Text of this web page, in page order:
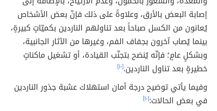
إصابة البعض بالأرق، وعلاوةً على ذلك فإنّ بعض الأشخاص
يُعانون من الكسل صباحاً بعد تناولهم الناردين بكميّاتٍ كبيرةٍ،
بينما يُصاب آخرون بجفاف الفم، وغيرها من الآثار الجانبية،
وبشكلٍ عامٍ؛ فإنّه يُنصَح بتجنّب القيادة، أو تشغيل ماكناتٍ
خطيرةٍ بعد تناول الناردين.[١٠]
وفيما يأتي توضيح درجة أمان استهلاك عشبة جذور الناردين
في بعض الحالات:[١٠]